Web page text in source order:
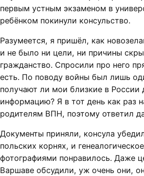
первым устным экзаменом в
ребёнком покинули консульство.
Разумеется, я пришёл, как
и не было ни цели, ни причины
гражданство. Спросили про него
есть. По поводу войны был лишь
получают ли мои близкие в России
информацию? Я в тот день как раз
родителям ВПН, поэтому ответил
Документы приняли, консула
польских корнях, и
фотографиями понравилось. Даже
Варшаве обсудили, уж очень они,